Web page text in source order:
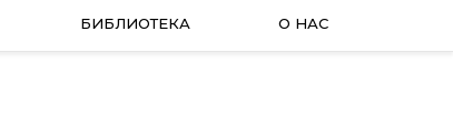
БИБЛИОТЕКА О НАС